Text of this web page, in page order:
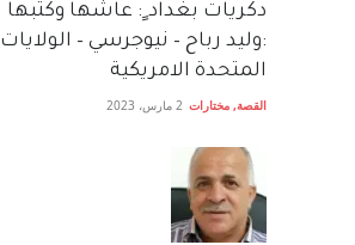
دكريات بغداد ٍ: عاشها وكتبها
:وليد رباح – نيوجرسي – الولايات
المتحدة الامريكية
القصة, مختارات 2 مارس، 2023